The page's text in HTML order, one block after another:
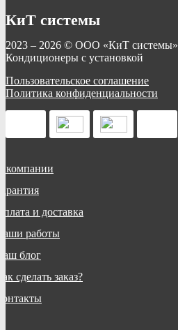
КиТ системы
2023 – 2026 © ООО «КиТ системы»
Кондиционеры с установкой
Пользовательское соглашение
Политика конфиденциальности
компании
и доставка
работы
блог
сделать заказ?